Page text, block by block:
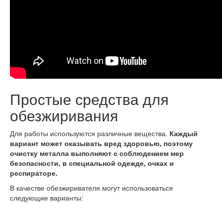
Простые средства для
обезжиривания
Для работы используются различные вещества. Каждый
вариант может оказывать вред здоровью, поэтому
очистку металла выполняют с соблюдением мер
безопасности, в специальной одежде, очках и
респираторе.
В качестве обезжиривателя могут использоваться
следующие варианты: